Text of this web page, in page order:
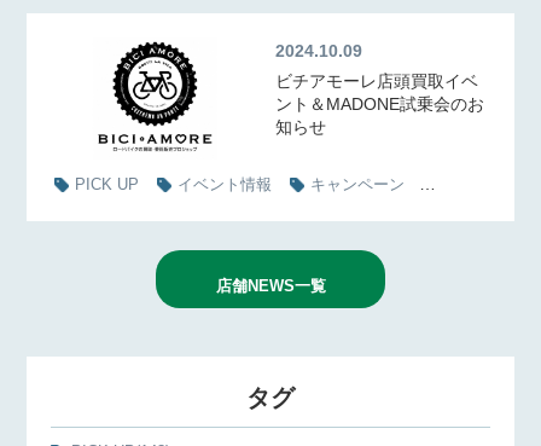
2024.10.09
ビチアモーレ店頭買取イベ
ント＆MADONE試乗会のお
知らせ
PICK UP イベント情報 キャンペーン
店舗NEWS一覧
タグ